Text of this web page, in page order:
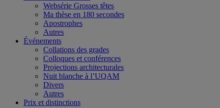
Websérie Grosses têtes
Ma thèse en 180 secondes
Apostrophes
Autres
Événements
Collations des grades
Colloques et conférences
Projections architecturales
Nuit blanche à l’UQAM
Divers
Autres
Prix et distinctions